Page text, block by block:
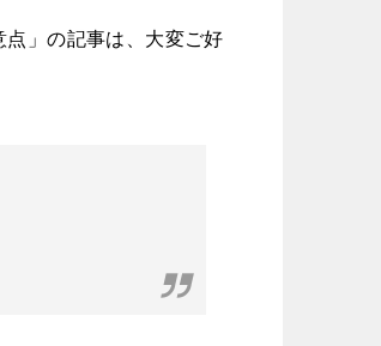
」の記事は、大変ご好